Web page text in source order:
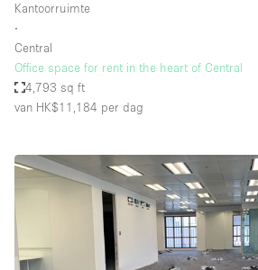
Kantoorruimte
∙
Central
Office space for rent in the heart of Central
4,793 sq ft
van HK$11,184 per dag